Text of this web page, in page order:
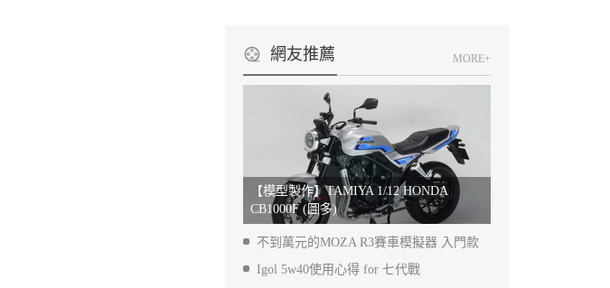
網友推薦 MORE+
【模型製作】TAMIYA 1/12 HONDA
CB1000F (圖多)
不到萬元的MOZA R3賽車模擬器 入門款
Igol 5w40使用心得 for 七代戰